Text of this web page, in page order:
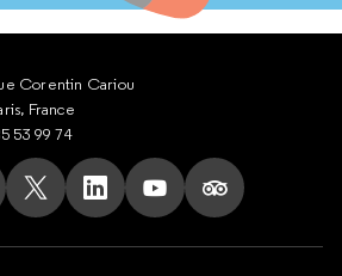
Corentin Cariou
France
53 99 74
sur Facebook
nous sur Tik Tok
Suivez nous sur X
Suivez nous sur LinkedIn
Suivez nous sur
Suivez nous